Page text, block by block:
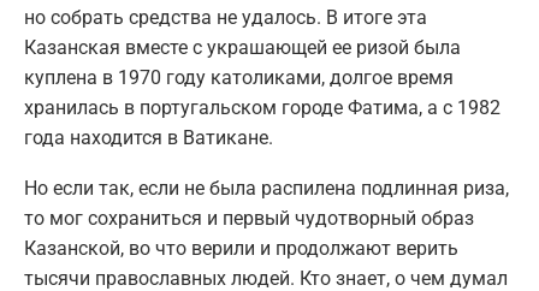
но собрать средства не удалось. В итоге эта
Казанская вместе с украшающей ее ризой была
куплена в 1970 году католиками, долгое время
хранилась в португальском городе Фатима, а с 1982
года находится в Ватикане.
Но если так, если не была распилена подлинная риза,
то мог сохраниться и первый чудотворный образ
Казанской, во что верили и продолжают верить
тысячи православных людей. Кто знает, о чем думал